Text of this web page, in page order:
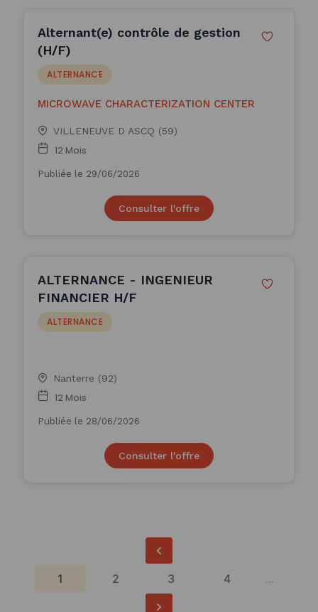
Alternant(e) contrôle de gestion
(H/F)
ALTERNANCE
MICROWAVE CHARACTERIZATION CENTER
VILLENEUVE D ASCQ (59)
12 Mois
Publiée le 29/06/2026
Consulter l'offre
ALTERNANCE - INGENIEUR
FINANCIER H/F
ALTERNANCE
Nanterre (92)
12 Mois
Publiée le 28/06/2026
Consulter l'offre
1 2 3 4 ...